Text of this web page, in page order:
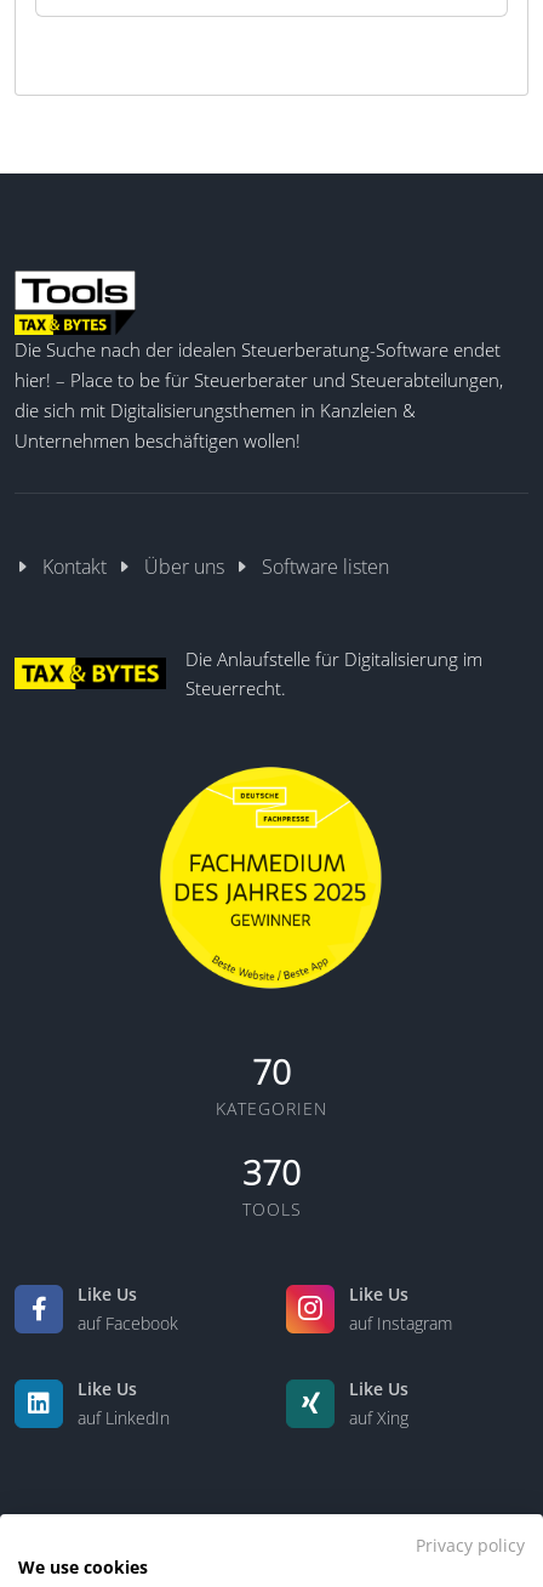
Die Suche nach der idealen Steuerberatung-Software endet
hier! – Place to be für Steuerberater und Steuerabteilungen,
die sich mit Digitalisierungsthemen in Kanzleien &
Unternehmen beschäftigen wollen!
Kontakt Über uns Software listen
Die Anlaufstelle für Digitalisierung im
Steuerrecht.
70
KATEGORIEN
370
TOOLS
Like Us
auf Facebook
Like Us
auf Instagram
Like Us
auf LinkedIn
Like Us
auf Xing
Privacy policy
We use cookies